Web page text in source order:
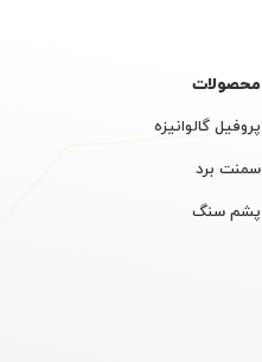
محصولات
پروفیل گالوانیزه
سمنت برد
پشم سنگ